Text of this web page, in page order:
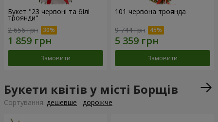
Букет "23 червоні та білі
троянди"
2 656 грн
Замовити
101 червона троянда
9 744 грн
Замовити
Букети квітів у місті Борщів
Сортування: дешевше дорожче